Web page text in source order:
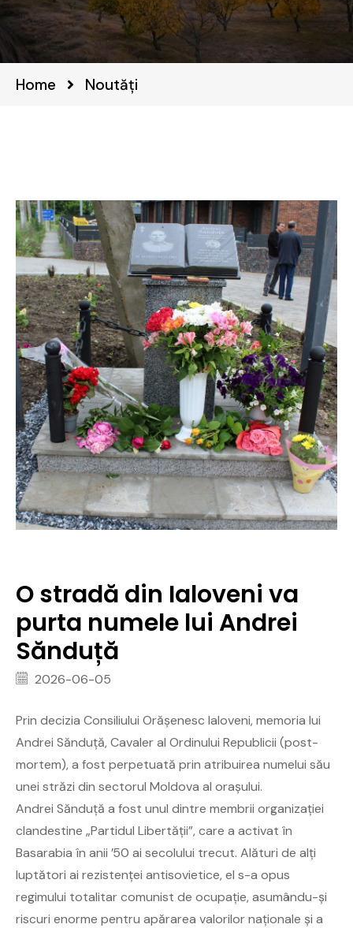
Home Noutăți
O stradă din Ialoveni va
purta numele lui Andrei
Sănduță
2026-06-05
Prin decizia Consiliului Orășenesc Ialoveni, memoria lui
Andrei Sănduță, Cavaler al Ordinului Republicii (post-
mortem), a fost perpetuată prin atribuirea numelui său
unei străzi din sectorul Moldova al orașului.
Andrei Sănduță a fost unul dintre membrii organizației
clandestine „Partidul Libertății”, care a activat în
Basarabia în anii ’50 ai secolului trecut. Alături de alți
luptători ai rezistenței antisovietice, el s-a opus
regimului totalitar comunist de ocupație, asumându-și
riscuri enorme pentru apărarea valorilor naționale și a